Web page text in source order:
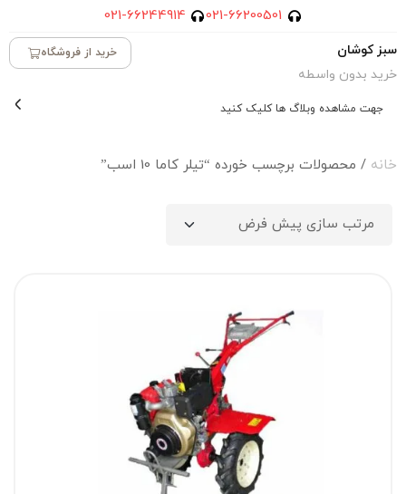
021-66200501
021-66244914
سبز کوشان خرید از فروشگاه
خرید بدون واسطه
جهت مشاهده وبلاگ ها کلیک کنید
خانه / محصولات برچسب خورده “تیلر کاما 10 اسب”